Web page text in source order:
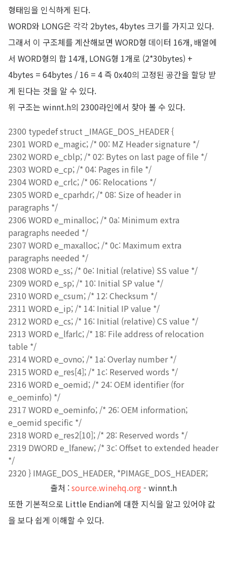
형태임을 인식하게 된다.
WORD와 LONG은 각각 2bytes, 4bytes 크기를 가지고 있다.
그래서 이 구조체를 계산해보면 WORD형 데이터 16개, 배열에
서 WORD형의 합 14개, LONG형 1개로 (2*30bytes) +
4bytes = 64bytes / 16 = 4 즉 0x40의 고정된 공간을 할당 받
게 된다는 것을 알 수 있다.
위 구조는 winnt.h의 2300라인에서 찾아 볼 수 있다.
2300 typedef struct _IMAGE_DOS_HEADER {
2301 WORD e_magic; /* 00: MZ Header signature */
2302 WORD e_cblp; /* 02: Bytes on last page of file */
2303 WORD e_cp; /* 04: Pages in file */
2304 WORD e_crlc; /* 06: Relocations */
2305 WORD e_cparhdr; /* 08: Size of header in
paragraphs */
2306 WORD e_minalloc; /* 0a: Minimum extra
paragraphs needed */
2307 WORD e_maxalloc; /* 0c: Maximum extra
paragraphs needed */
2308 WORD e_ss; /* 0e: Initial (relative) SS value */
2309 WORD e_sp; /* 10: Initial SP value */
2310 WORD e_csum; /* 12: Checksum */
2311 WORD e_ip; /* 14: Initial IP value */
2312 WORD e_cs; /* 16: Initial (relative) CS value */
2313 WORD e_lfarlc; /* 18: File address of relocation
table */
2314 WORD e_ovno; /* 1a: Overlay number */
2315 WORD e_res[4]; /* 1c: Reserved words */
2316 WORD e_oemid; /* 24: OEM identifier (for
e_oeminfo) */
2317 WORD e_oeminfo; /* 26: OEM information;
e_oemid specific */
2318 WORD e_res2[10]; /* 28: Reserved words */
2319 DWORD e_lfanew; /* 3c: Offset to extended header
*/
2320 } IMAGE_DOS_HEADER, *PIMAGE_DOS_HEADER;
출처 :source.winehq.org- winnt.h
또한 기본적으로 Little Endian에 대한 지식을 알고 있어야 값
을 보다 쉽게 이해할 수 있다.